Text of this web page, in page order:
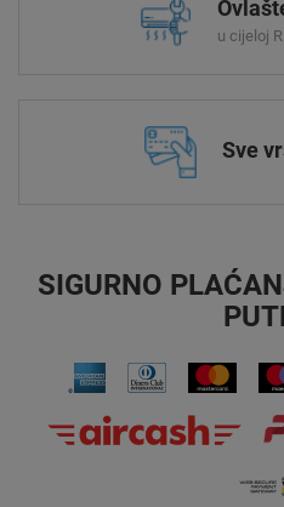
u cijeloj
Sve
SIGURNO